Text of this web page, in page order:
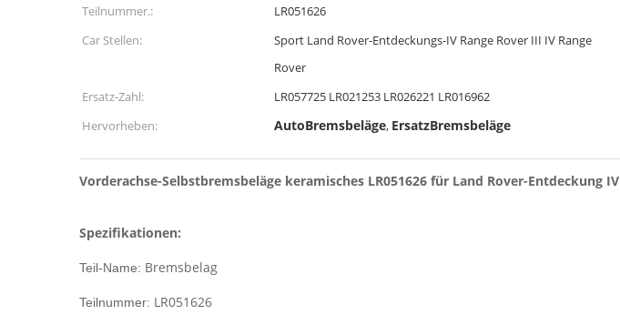
Teilnummer.: LR051626
Car Stellen:
Sport Land Rover-Entdeckungs-IV Range Rover III IV Range
Rover
Ersatz-Zahl: LR057725 LR021253 LR026221 LR016962
Hervorheben:
AutoBremsbeläge, ErsatzBremsbeläge
Vorderachse-Selbstbremsbeläge keramisches LR051626 für Land Rover-Entdeckung IV
Spezifikationen:
Teil-Name: Bremsbelag
Teilnummer: LR051626